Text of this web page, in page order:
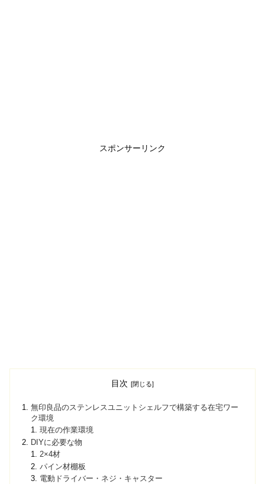
スポンサーリンク
目次
無印良品のステンレスユニットシェルフで構築する在宅ワー
ク環境
現在の作業環境
DIYに必要な物
2×4材
パイン材棚板
電動ドライバー・ネジ・キャスター